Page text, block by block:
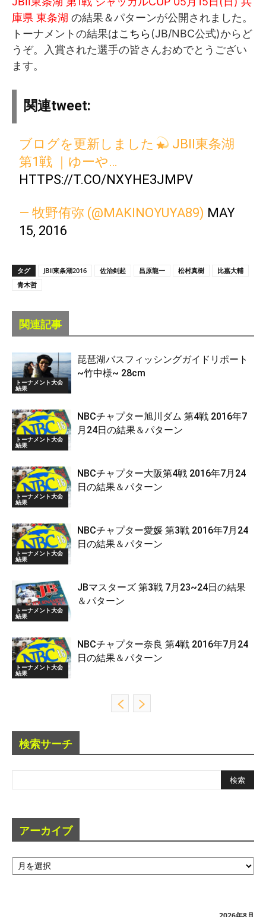
庫県 東条湖 の結果＆パターンが公開されました。
トーナメントの結果はこちら(JB/NBC公式)からど
うぞ。入賞された選手の皆さんおめでとうござい
ます。
関連tweet:
ブログを更新しました
JBⅡ東条湖
第1戦 ｜ゆーや…
HTTPS://T.CO/NXYHE3JMPV
— 牧野侑弥 (@MAKINOYUYA89) MAY
15, 2016
タグ JBII東条湖2016 佐治剣起 昌原龍一 松村真樹
比嘉大輔
青木哲
関連記事
トーナメント大会
結果
琵琶湖バスフィッシングガイドリポート
~竹中様~ 28cm
トーナメント大会
結果
NBCチャプター旭川ダム 第4戦 2016年7
月24日の結果＆パターン
トーナメント大会
結果
NBCチャプター大阪第4戦 2016年7月24
日の結果＆パターン
トーナメント大会
結果
NBCチャプター愛媛 第3戦 2016年7月24
日の結果＆パターン
トーナメント大会
結果
JBマスターズ 第3戦 7月23~24日の結果
＆パターン
トーナメント大会
結果
NBCチャプター奈良 第4戦 2016年7月24
日の結果＆パターン
検索サーチ
アーカイブ
ア
ー